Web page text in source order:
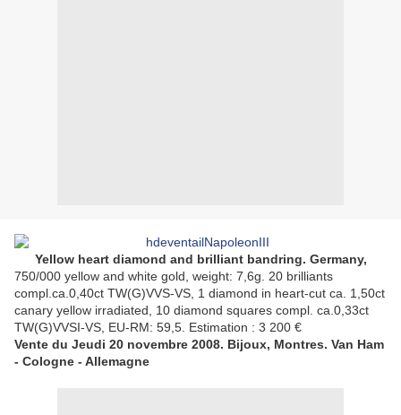
Yellow heart diamond and brilliant bandring. Germany,
750/000 yellow and white gold, weight: 7,6g. 20 brilliants
compl.ca.0,40ct TW(G)VVS-VS, 1 diamond in heart-cut ca. 1,50ct
canary yellow irradiated, 10 diamond squares compl. ca.0,33ct
TW(G)VVSI-VS, EU-RM: 59,5. Estimation : 3 200 €
Vente du Jeudi 20 novembre 2008. Bijoux, Montres. Van Ham
- Cologne - Allemagne